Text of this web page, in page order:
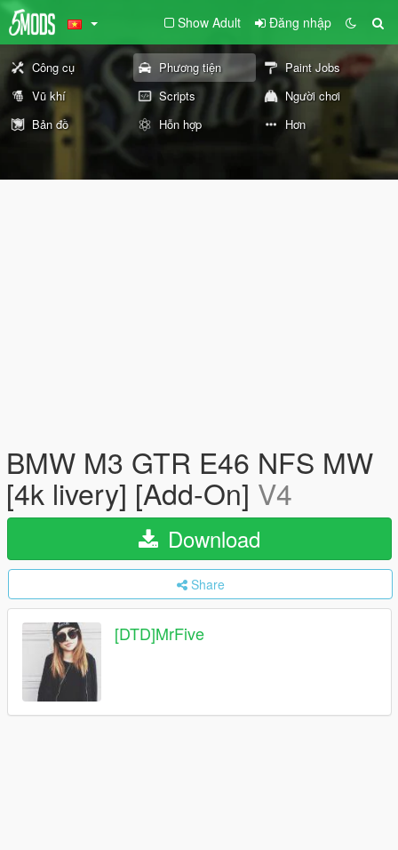
Show Adult Đăng nhập
Công cụ Phương tiện
Paint Jobs
Vũ khí
Scripts
Người chơi
Bản đồ
Hỗn hợp Hơn
BMW M3 GTR E46 NFS MW
[4k livery] [Add-On] V4
Download
Share
[DTD]MrFive